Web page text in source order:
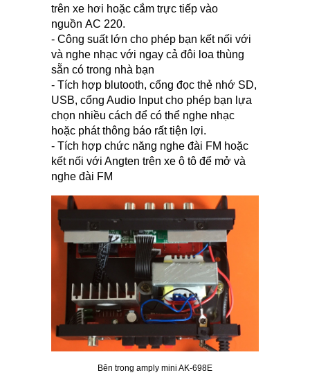
trên xe hơi hoặc cắm trực tiếp vào
nguồn AC 220.
- Công suất lớn cho phép bạn kết nối với
và nghe nhạc với ngay cả đôi loa thùng
sẵn có trong nhà bạn
- Tích hợp blutooth, cổng đọc thẻ nhớ SD,
USB, cổng Audio Input cho phép bạn lựa
chọn nhiều cách để có thể nghe nhạc
hoặc phát thông báo rất tiện lợi.
- Tích hợp chức năng nghe đài FM hoặc
kết nối với Angten trên xe ô tô để mở và
nghe đài FM
Bên trong amply mini AK-698E